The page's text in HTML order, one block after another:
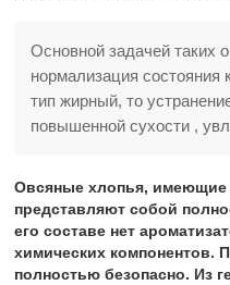
Основной задачей таких
нормализация
тип жирный, то
повышенной сухости ,
Овсяные хлопья, имеющие
представляют собой
его составе нет
химических компонентов.
полностью безопасно. Из